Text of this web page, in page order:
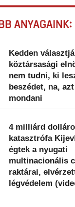
ANYAGAINK:
Kedden
köztársasági
nem tudni, ki
beszédet, na,
mondani
4 milliárd
katasztrófa
égtek a nyugati
multinacionális
raktárai,
légvédelem